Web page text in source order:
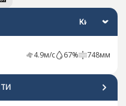
4.9м/с 67% 748мм